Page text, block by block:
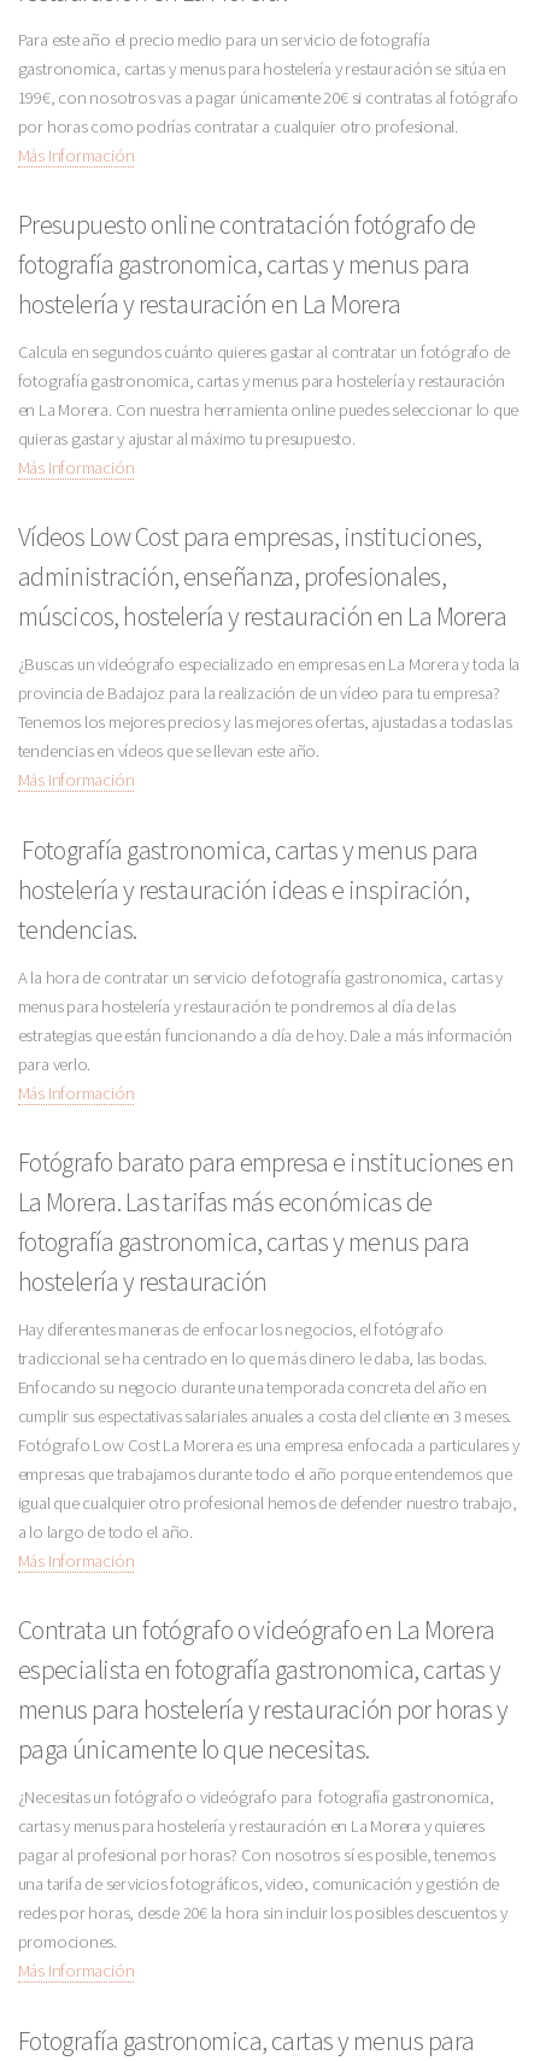
Para este año el precio medio para un servicio de fotografía
gastronomica, cartas y menus para hostelería y restauración se sitúa en
199€, con nosotros vas a pagar únicamente 20€ si contratas al fotógrafo
por horas como podrías contratar a cualquier otro profesional.
Más Información
Presupuesto online contratación fotógrafo de
fotografía gastronomica, cartas y menus para
hostelería y restauración en La Morera
Calcula en segundos cuánto quieres gastar al contratar un fotógrafo de
fotografía gastronomica, cartas y menus para hostelería y restauración
en La Morera. Con nuestra herramienta online puedes seleccionar lo que
quieras gastar y ajustar al máximo tu presupuesto.
Más Información
Vídeos Low Cost para empresas, instituciones,
administración, enseñanza, profesionales,
múscicos, hostelería y restauración en La Morera
¿Buscas un videógrafo especializado en empresas en La Morera y toda la
provincia de Badajoz para la realización de un vídeo para tu empresa?
Tenemos los mejores precios y las mejores ofertas, ajustadas a todas las
tendencias en vídeos que se llevan este año.
Más Información
Fotografía gastronomica, cartas y menus para
hostelería y restauración ideas e inspiración,
tendencias.
A la hora de contratar un servicio de fotografía gastronomica, cartas y
menus para hostelería y restauración te pondremos al día de las
estrategias que están funcionando a día de hoy. Dale a más información
para verlo.
Más Información
Fotógrafo barato para empresa e instituciones en
La Morera. Las tarifas más económicas de
fotografía gastronomica, cartas y menus para
hostelería y restauración
Hay diferentes maneras de enfocar los negocios, el fotógrafo
tradiccional se ha centrado en lo que más dinero le daba, las bodas.
Enfocando su negocio durante una temporada concreta del año en
cumplir sus espectativas salariales anuales a costa del cliente en 3 meses.
Fotógrafo Low Cost La Morera es una empresa enfocada a particulares y
empresas que trabajamos durante todo el año porque entendemos que
igual que cualquier otro profesional hemos de defender nuestro trabajo,
a lo largo de todo el año.
Más Información
Contrata un fotógrafo o videógrafo en La Morera
especialista en fotografía gastronomica, cartas y
menus para hostelería y restauración por horas y
paga únicamente lo que necesitas.
¿Necesitas un fotógrafo o videógrafo para fotografía gastronomica,
cartas y menus para hostelería y restauración en La Morera y quieres
pagar al profesional por horas? Con nosotros sí es posible, tenemos
una tarifa de servicios fotográficos, video, comunicación y gestión de
redes por horas, desde 20€ la hora sin incluir los posibles descuentos y
promociones.
Más Información
Fotografía gastronomica, cartas y menus para